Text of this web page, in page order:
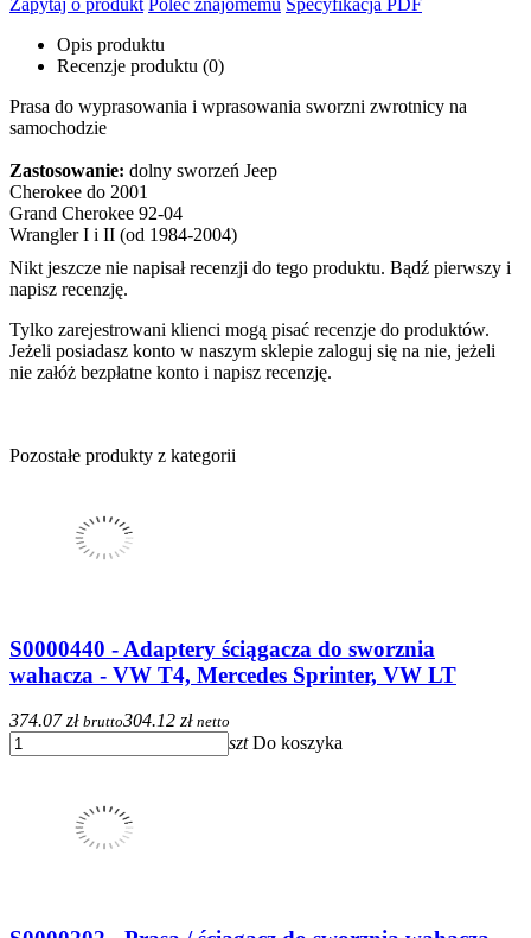
Opis produktu
Recenzje produktu (0)
Prasa do wyprasowania i wprasowania sworzni zwrotnicy na
samochodzie
Zastosowanie: dolny sworzeń Jeep
Cherokee do 2001
Grand Cherokee 92-04
Wrangler I i II (od 1984-2004)
Nikt jeszcze nie napisał recenzji do tego produktu. Bądź pierwszy i
napisz recenzję.
Tylko zarejestrowani klienci mogą pisać recenzje do produktów.
Jeżeli posiadasz konto w naszym sklepie zaloguj się na nie, jeżeli
nie załóż bezpłatne konto i napisz recenzję.
Pozostałe produkty z kategorii
S0000440 - Adaptery ściągacza do sworznia
wahacza - VW T4, Mercedes Sprinter, VW LT
374.07 zł brutto304.12 zł netto
szt Do koszyka